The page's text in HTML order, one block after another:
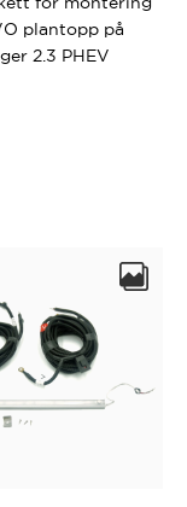
plantopp på
2.3 PHEV